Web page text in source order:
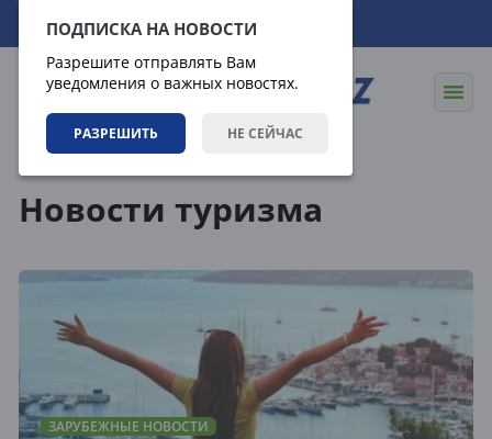
ПОДПИСКА НА НОВОСТИ
Разрешите отправлять Вам
уведомления о важных новостях.
РАЗРЕШИТЬ НЕ СЕЙЧАС
09.08.2026 11:31:06
Новости туризма
ЗАРУБЕЖНЫЕ НОВОСТИ